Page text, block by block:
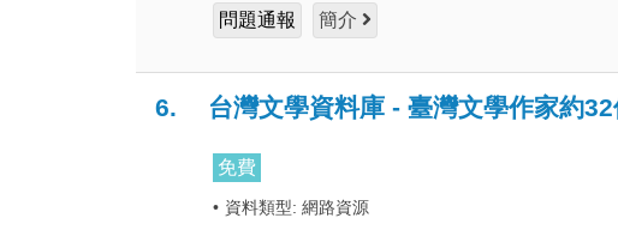
問題通報 簡介
6. 台灣文學資料庫 - 臺灣文學作家約
免費
• 資料類型: 網路資源